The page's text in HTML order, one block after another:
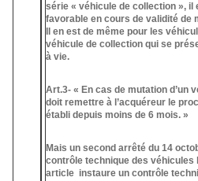
série « véhicule de collection »,
favorable en cours de validité de
Il en est de même pour les
véhicule de collection qui se
à vie.
Art.3- « En cas de mutation d’un
doit remettre à l’acquéreur le
établi depuis moins de 6 mois. »
Mais un second arrêté du 14
contrôle technique des véhicules
article instaure un contrôle